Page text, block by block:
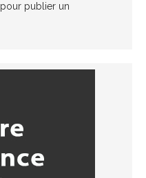
pour publier un